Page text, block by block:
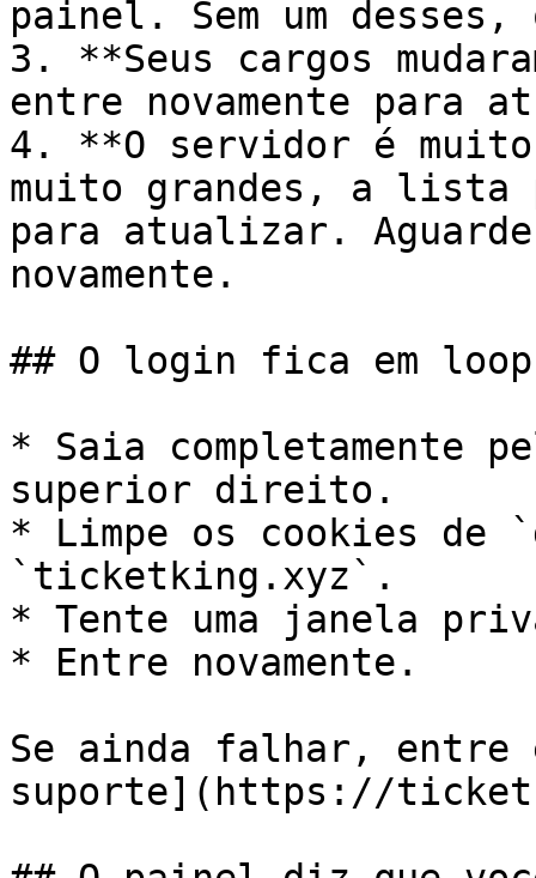
painel. Sem um
3. **Seus cargos
entre novamente para
4. **O servidor é muito
muito grandes, a lista
para atualizar.
novamente.
## O login fica em loop
* Saia completamente
superior direito.
* Limpe os cookies de
`ticketking.xyz`.
* Tente uma janela
* Entre novamente.
Se ainda falhar, entre
suporte](https://